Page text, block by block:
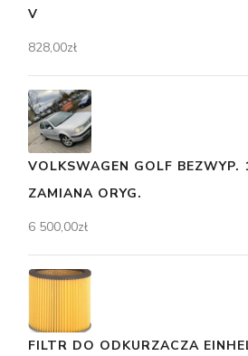
V
828,00zł
VOLKSWAGEN GOLF BEZWYP.
ZAMIANA ORYG.
6 500,00zł
FILTR DO ODKURZACZA